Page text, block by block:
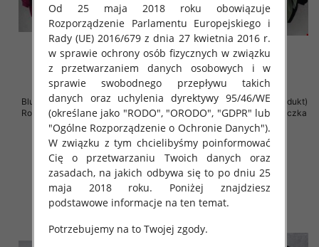
Bluzki damskie ( Turecki produkt)
Roz Standard , Mix Kolor .Paczka
12 szt
43.00 zł
szczegóły
Bluzki damskie ( Turecki produkt)
Roz Standard , Mix Kolor .Paczka
12 szt
42.00 zł
szczegóły
Od 25 maja 2018 roku obowiązuje
Rozporządzenie Parlamentu Europejskiego i
Rady (UE) 2016/679 z dnia 27 kwietnia 2016 r.
w sprawie ochrony osób fizycznych w związku
z przetwarzaniem danych osobowych i w
sprawie swobodnego przepływu takich
danych oraz uchylenia dyrektywy 95/46/WE
(określane jako "RODO", "ORODO", "GDPR" lub
"Ogólne Rozporządzenie o Ochronie Danych").
W związku z tym chcielibyśmy poinformować
Cię o przetwarzaniu Twoich danych oraz
zasadach, na jakich odbywa się to po dniu 25
maja 2018 roku. Poniżej znajdziesz
podstawowe informacje na ten temat.
Potrzebujemy na to Twojej zgody.